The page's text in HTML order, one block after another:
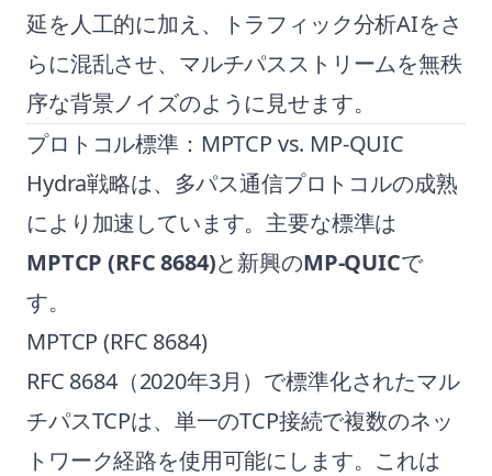
延を人工的に加え、トラフィック分析AIをさ
らに混乱させ、マルチパスストリームを無秩
序な背景ノイズのように見せます。
プロトコル標準：MPTCP vs. MP-QUIC
Hydra戦略は、多パス通信プロトコルの成熟
により加速しています。主要な標準は
MPTCP (RFC 8684)と新興のMP-QUICで
す。
MPTCP (RFC 8684)
RFC 8684（2020年3月）で標準化されたマル
チパスTCPは、単一のTCP接続で複数のネッ
トワーク経路を使用可能にします。これは